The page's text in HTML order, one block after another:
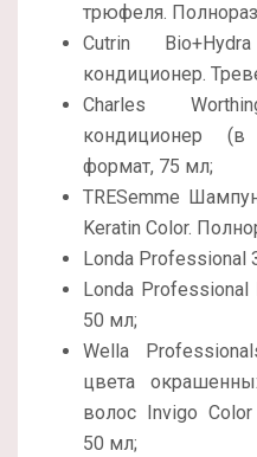
трюфеля.
Cutrin
кондиционер.
Charles
кондиционер (в
формат, 75 мл;
TRESemme
Keratin Color.
Londa Professional
Londa
50 мл;
Wella
цвета
волос Invigo
50 мл;